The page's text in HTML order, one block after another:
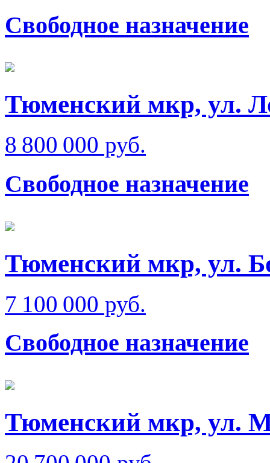
Свободное назначение
Тюменский мкр, ул.
8 800 000 руб.
Свободное назначение
Тюменский мкр, ул.
7 100 000 руб.
Свободное назначение
Тюменский мкр, ул.